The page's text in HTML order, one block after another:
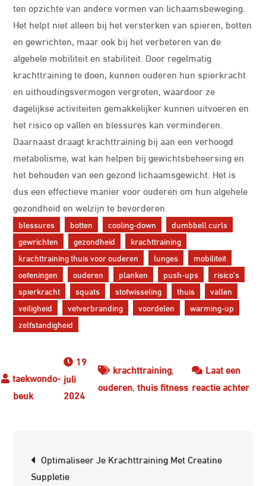
ten opzichte van andere vormen van lichaamsbeweging.
Het helpt niet alleen bij het versterken van spieren, botten
en gewrichten, maar ook bij het verbeteren van de
algehele mobiliteit en stabiliteit. Door regelmatig
krachttraining te doen, kunnen ouderen hun spierkracht
en uithoudingsvermogen vergroten, waardoor ze
dagelijkse activiteiten gemakkelijker kunnen uitvoeren en
het risico op vallen en blessures kan verminderen.
Daarnaast draagt krachttraining bij aan een verhoogd
metabolisme, wat kan helpen bij gewichtsbeheersing en
het behouden van een gezond lichaamsgewicht. Het is
dus een effectieve manier voor ouderen om hun algehele
gezondheid en welzijn te bevorderen.
blessures botten cooling-down
dumbbell curls
gewrichten
gezondheid
krachttraining
krachttraining thuis voor ouderen
lunges
mobiliteit
oefeningen
ouderen planken push-ups
risico's
spierkracht
squats stofwisseling thuis
vallen
veiligheid
vetverbranding voordelen
warming-up
zelfstandigheid
19
juli
2024
krachttraining,
ouderen, thuis fitness
Laat een
reactie achterop
Optimaliseer Je Krachttraining Met Creatine
Suppletie